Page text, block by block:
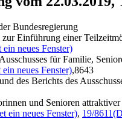
Bundesregierung
zur Einführung einer
neues Fenster)
für Familie,
neues Fenster),8643
des Berichts des
und Senioren attraktiver
ein neues Fenster), 19/8611